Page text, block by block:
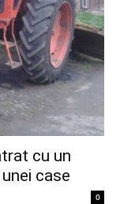
cu un
case
0